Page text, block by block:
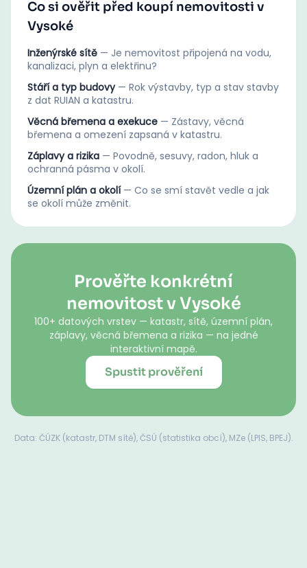
Co si ověřit před koupí nemovitosti v
Vysoké
Inženýrské sítě — Je nemovitost připojená na vodu,
kanalizaci, plyn a elektřinu?
Stáří a typ budovy — Rok výstavby, typ a stav stavby
z dat RUIAN a katastru.
Věcná břemena a exekuce — Zástavy, věcná
břemena a omezení zapsaná v katastru.
Záplavy a rizika — Povodně, sesuvy, radon, hluk a
ochranná pásma v okolí.
Územní plán a okolí — Co se smí stavět vedle a jak
se okolí může změnit.
Prověřte konkrétní
nemovitost v Vysoké
100+ datových vrstev — katastr, sítě, územní plán,
záplavy, věcná břemena a rizika — na jedné
interaktivní mapě.
Spustit prověření
Data: ČÚZK (katastr, DTM sítě), ČSÚ (statistika obcí), MZe (LPIS, BPEJ).